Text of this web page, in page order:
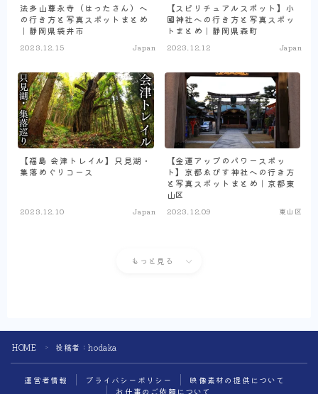
法多山尊永寺（はったさん）へ
の行き方と写真スポットまとめ
｜静岡県袋井市
2023.12.15 Japan
【スピリチュアルスポット】小
國神社への行き方と写真スポッ
トまとめ｜静岡県森町
2023.12.12 Japan
【福島 会津トレイル】只見湖・
集落めぐりコース
2023.12.10 Japan
【金運アップのパワースポッ
ト】京都ゑびす神社への行き方
と写真スポットまとめ｜京都東
山区
2023.12.09 東山区
もっと見る
HOME ＞ 投稿者：hodaka
運営者情報 プライバシーポリシー
映像素材の提供について
お仕事のご依頼について